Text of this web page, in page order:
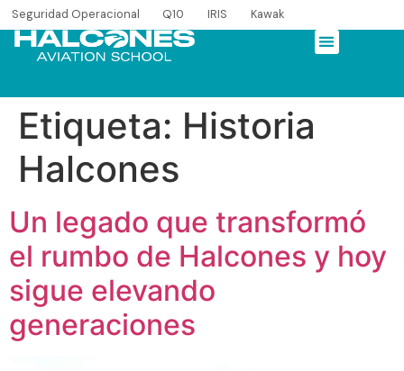
Seguridad Operacional Q10 IRIS Kawak
Etiqueta: Historia
Halcones
Un legado que transformó
el rumbo de Halcones y hoy
sigue elevando
generaciones